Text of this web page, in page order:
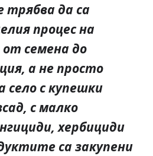
трябва да са
процес на
семена до
а не просто
село с купешки
с малко
хербициди
са закупени